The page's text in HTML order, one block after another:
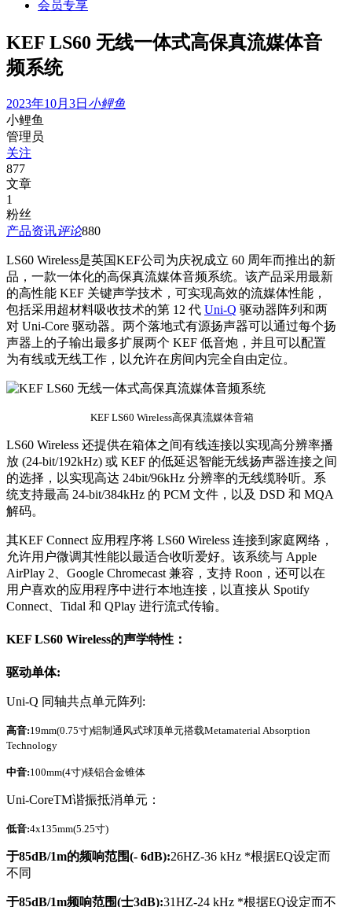
会员专享
KEF LS60 无线一体式高保真流媒体音
频系统
2023年10月3日 小鲤鱼
小鲤鱼
管理员
关注
877
文章
1
粉丝
产品资讯评论880
LS60 Wireless是英国KEF公司为庆祝成立 60 周年而推出的新
品，一款一体化的高保真流媒体音频系统。该产品采用最新
的高性能 KEF 关键声学技术，可实现高效的流媒体性能，
包括采用超材料吸收技术的第 12 代 Uni-Q 驱动器阵列和两
对 Uni-Core 驱动器。两个落地式有源扬声器可以通过每个扬
声器上的子输出最多扩展两个 KEF 低音炮，并且可以配置
为有线或无线工作，以允许在房间内完全自由定位。
KEF LS60 Wireless高保真流媒体音箱
LS60 Wireless 还提供在箱体之间有线连接以实现高分辨率播
放 (24-bit/192kHz) 或 KEF 的低延迟智能无线扬声器连接之间
的选择，以实现高达 24bit/96kHz 分辨率的无线缆聆听。系
统支持最高 24-bit/384kHz 的 PCM 文件，以及 DSD 和 MQA
解码。
其KEF Connect 应用程序将 LS60 Wireless 连接到家庭网络，
允许用户微调其性能以最适合收听爱好。该系统与 Apple
AirPlay 2、Google Chromecast 兼容，支持 Roon，还可以在
用户喜欢的应用程序中进行本地连接，以直接从 Spotify
Connect、Tidal 和 QPlay 进行流式传输。
KEF LS60 Wireless的声学特性：
驱动单体:
Uni-Q 同轴共点单元阵列:
高音:19mm(0.75寸)铝制通风式球顶单元搭载Metamaterial Absorption
Technology
中音:100mm(4寸)镁铝合金锥体
Uni-CoreTM谐振抵消单元：
低音:4x135mm(5.25寸)
于85dB/1m的频响范围(- 6dB):26HZ-36 kHz *根据EQ设定而
不同
于85dB/1m频响范围(士3dB):31HZ-24 kHz *根据EQ设定而不